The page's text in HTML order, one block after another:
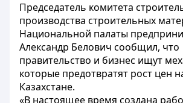
Председатель комитета
производства строительных
Национальной палаты
Александр Белович сообщил, что
правительство и бизнес ищут
которые предотвратят рост цен
Казахстане.
«В настоящее время создана